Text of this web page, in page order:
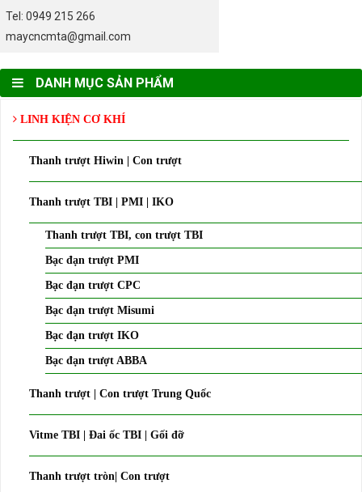
Tel: 0949 215 266
maycncmta@gmail.com
DANH MỤC SẢN PHẨM
LINH KIỆN CƠ KHÍ
Thanh trượt Hiwin | Con trượt
Thanh trượt TBI | PMI | IKO
Thanh trượt TBI, con trượt TBI
Bạc đạn trượt PMI
Bạc đạn trượt CPC
Bạc đạn trượt Misumi
Bạc đạn trượt IKO
Bạc đạn trượt ABBA
Thanh trượt | Con trượt Trung Quốc
Vitme TBI | Đai ốc TBI | Gối đỡ
Thanh trượt tròn| Con trượt